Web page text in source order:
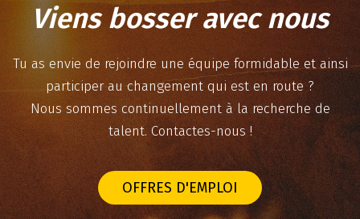
Viens bosser avec nous
Tu as envie de rejoindre une équipe formidable et ainsi
participer au changement qui est en route ?
Nous sommes continuellement à la recherche de
talent. Contactes-nous !
OFFRES D'EMPLOI